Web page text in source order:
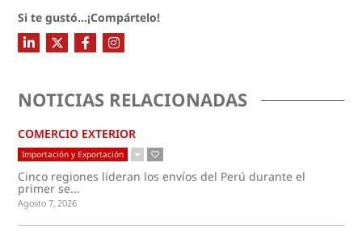
Si te gustó...¡Compártelo!
NOTICIAS RELACIONADAS
COMERCIO EXTERIOR
Importación y Exportación
Cinco regiones lideran los envíos del Perú durante el
primer se...
Agosto 7, 2026